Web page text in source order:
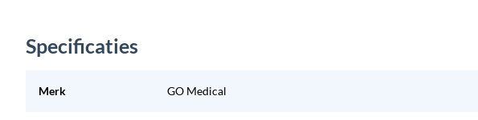
Specificaties
Merk GO Medical